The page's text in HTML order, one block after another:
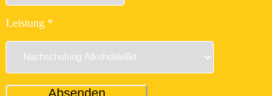
Leistung *